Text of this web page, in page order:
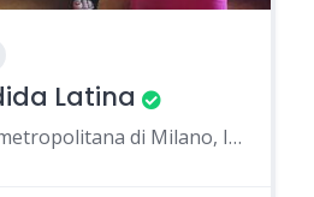
Latina
Segrate, città metropolitana di Milano, Italia